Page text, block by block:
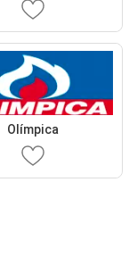
Olímpica